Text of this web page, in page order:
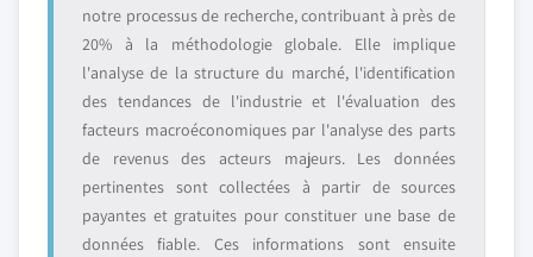
notre processus de recherche, contribuant à près de
20% à la méthodologie globale. Elle implique
l'analyse de la structure du marché, l'identification
des tendances de l'industrie et l'évaluation des
facteurs macroéconomiques par l'analyse des parts
de revenus des acteurs majeurs. Les données
pertinentes sont collectées à partir de sources
payantes et gratuites pour constituer une base de
données fiable. Ces informations sont ensuite